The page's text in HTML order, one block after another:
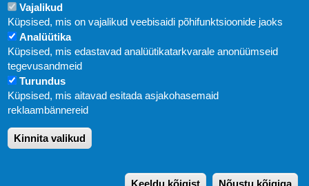
Uudised
KIRJASTUS PEGASUS OÜ © 2020
Paldiski mnt. 29 (A korpus VI korrus), Tallinn
E-post:pegasus[at]pegasus.ee
Vajalikud
Küpsised, mis on vajalikud veebisaidi põhifunktsioonide jaoks
Analüütika
Küpsised, mis edastavad analüütikatarkvarale anonüümseid
tegevusandmeid
Turundus
Küpsised, mis aitavad esitada asjakohasemaid
reklaambännereid
Kinnita valikud
Keeldu kõigist Nõustu kõigiga